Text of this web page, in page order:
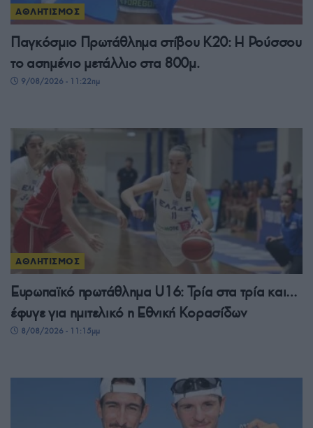
ΑΘΛΗΤΙΣΜΟΣ
Παγκόσμιο Πρωτάθλημα στίβου Κ20: Η Ρούσσου
το ασημένιο μετάλλιο στα 800μ.
9/08/2026 - 11:22πμ
ΑΘΛΗΤΙΣΜΟΣ
Ευρωπαϊκό πρωτάθλημα U16: Τρία στα τρία και…
έφυγε για ημιτελικό η Εθνική Κορασίδων
8/08/2026 - 11:15μμ